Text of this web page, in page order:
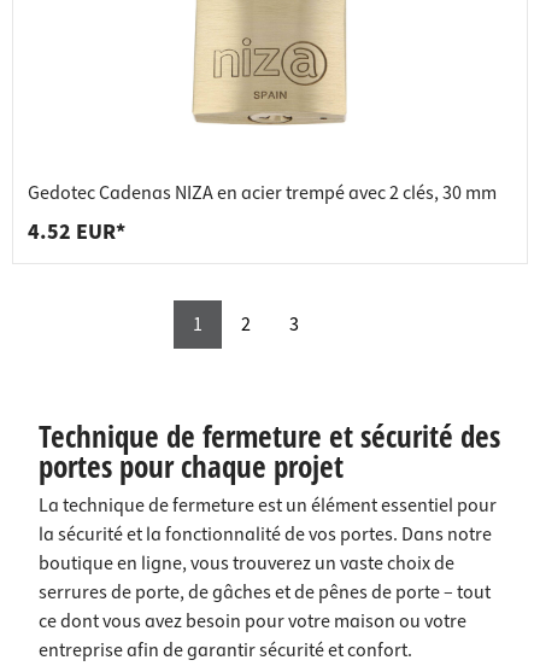
Gedotec Cadenas NIZA en acier trempé avec 2 clés, 30 mm
4.52 EUR*
1 2 3
Technique de fermeture et sécurité des
portes pour chaque projet
La technique de fermeture est un élément essentiel pour
la sécurité et la fonctionnalité de vos portes. Dans notre
boutique en ligne, vous trouverez un vaste choix de
serrures de porte, de gâches et de pênes de porte – tout
ce dont vous avez besoin pour votre maison ou votre
entreprise afin de garantir sécurité et confort.